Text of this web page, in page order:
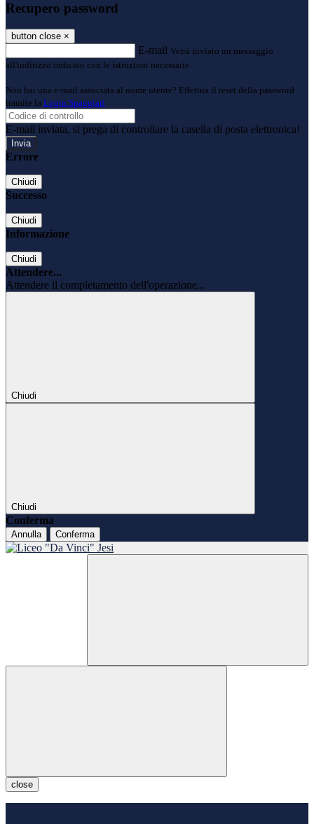
Recupero password
button close ×
E-mail Verrà inviato un messaggio
all'indirizzo indicato con le istruzioni necessarie.
Non hai una e-mail associata al nome utente? Effettua il reset della password
tramite la Login Spaggiari
E-mail inviata, si prega di controllare la casella di posta elettronica!
Errore
Chiudi
Successo
Chiudi
Informazione
Chiudi
Attendere...
Attendere il completamento dell'operazione...
Chiudi
Chiudi
Conferma
Annulla Conferma
close